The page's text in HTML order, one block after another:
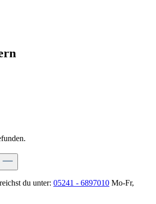
du unter: 05241 - 6897010 Mo-Fr,